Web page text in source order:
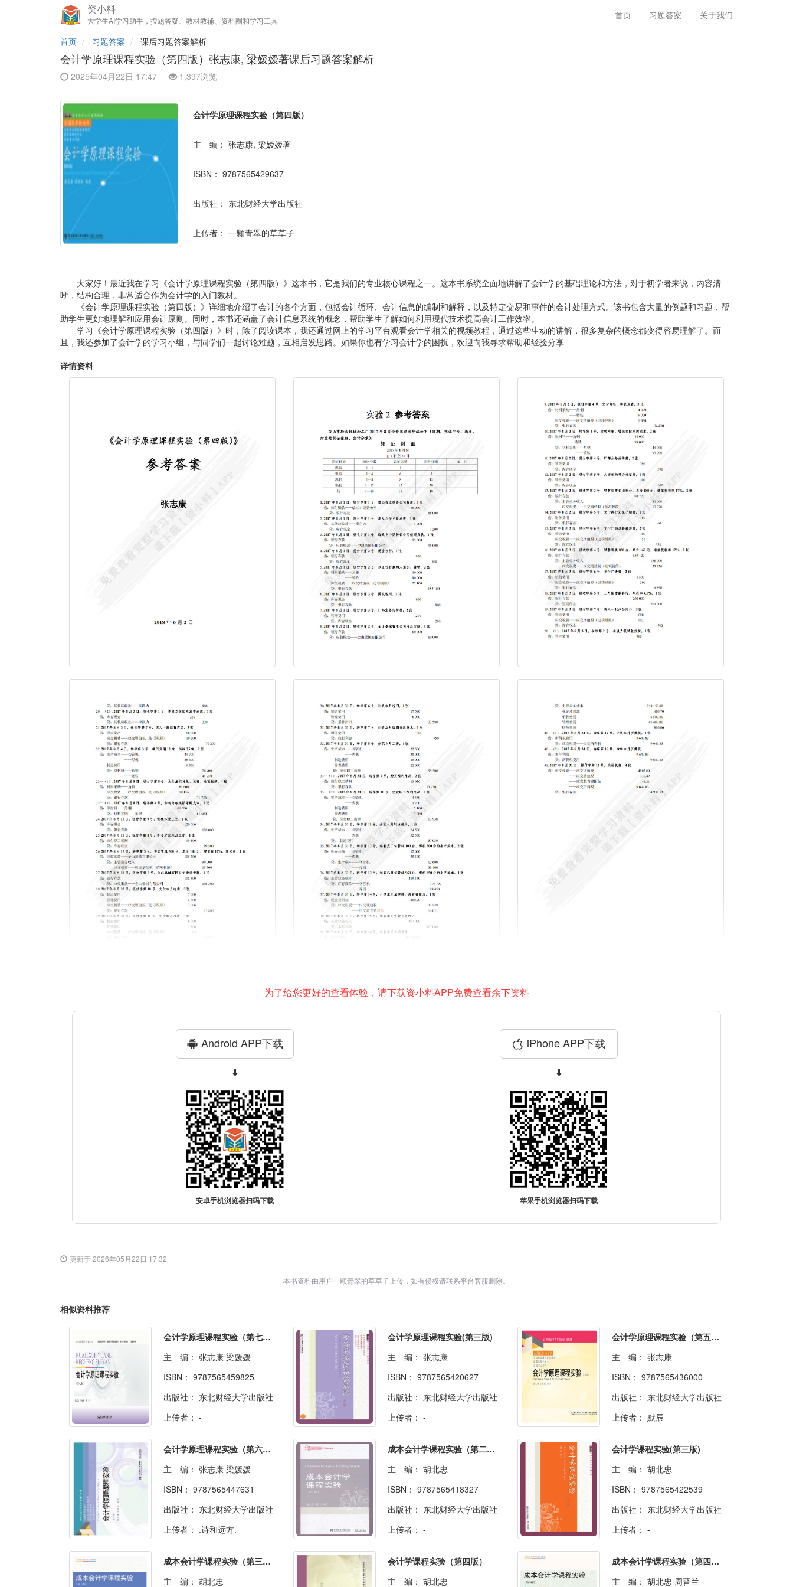
资小料
大学生AI学习助手，搜题答疑、教材教辅、资料圈和学习工具 首页 习题答案 关于我们
首页 习题答案 课后习题答案解析
会计学原理课程实验（第四版）张志康, 梁嫒嫒著课后习题答案解析
2025年04月22日 17:47 1,397浏览
会计学原理课程实验（第四版）
主 编： 张志康, 梁嫒嫒著
ISBN： 9787565429637
出版社： 东北财经大学出版社
上传者： 一颗青翠的草草子
大家好！最近我在学习《会计学原理课程实验（第四版）》这本书，它是我们的专业核心课程之一。这本书系统全面地讲解了会计学的基础理论和方法，对于初学者来说，内容清
晰，结构合理，非常适合作为会计学的入门教材。
《会计学原理课程实验（第四版）》详细地介绍了会计的各个方面，包括会计循环、会计信息的编制和解释，以及特定交易和事件的会计处理方式。该书包含大量的例题和习题，帮
助学生更好地理解和应用会计原则。同时，本书还涵盖了会计信息系统的概念，帮助学生了解如何利用现代技术提高会计工作效率。
学习《会计学原理课程实验（第四版）》时，除了阅读课本，我还通过网上的学习平台观看会计学相关的视频教程，通过这些生动的讲解，很多复杂的概念都变得容易理解了。而
且，我还参加了会计学的学习小组，与同学们一起讨论难题，互相启发思路。如果你也有学习会计学的困扰，欢迎向我寻求帮助和经验分享
详情资料
为了给您更好的查看体验，请下载资小料APP免费查看余下资料
Android APP下载
安卓手机浏览器扫码下载
iPhone APP下载
苹果手机浏览器扫码下载
更新于 2026年05月22日 17:32
本书资料由用户一颗青翠的草草子上传，如有侵权请联系平台客服删除。
相似资料推荐
会计学原理课程实验（第七版）
主 编： 张志康 梁媛媛
ISBN： 9787565459825
出版社： 东北财经大学出版社
上传者： -
会计学原理课程实验(第三版)
主 编： 张志康
ISBN： 9787565420627
出版社： 东北财经大学出版社
上传者： -
会计学原理课程实验（第五版）
主 编： 张志康
ISBN： 9787565436000
出版社： 东北财经大学出版社
上传者： 默辰
会计学原理课程实验（第六版）
主 编： 张志康 梁媛媛
ISBN： 9787565447631
出版社： 东北财经大学出版社
上传者： .诗和远方.
成本会计学课程实验（第二版）
主 编： 胡北忠
ISBN： 9787565418327
出版社： 东北财经大学出版社
上传者： -
会计学课程实验(第三版)
主 编： 胡北忠
ISBN： 9787565422539
出版社： 东北财经大学出版社
上传者： -
成本会计学课程实验（第三版）
主 编： 胡北忠
会计学课程实验（第四版）
主 编： 胡北忠
成本会计学课程实验（第四版）
主 编： 胡北忠 周晋兰